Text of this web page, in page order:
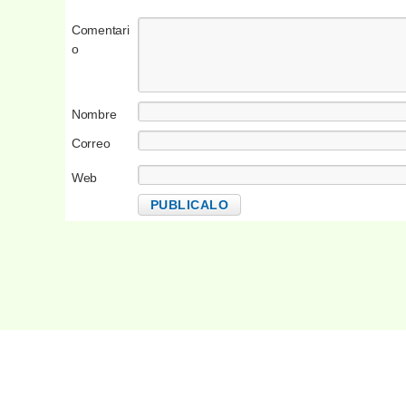
Comentari
o
Nombre
Correo
Web